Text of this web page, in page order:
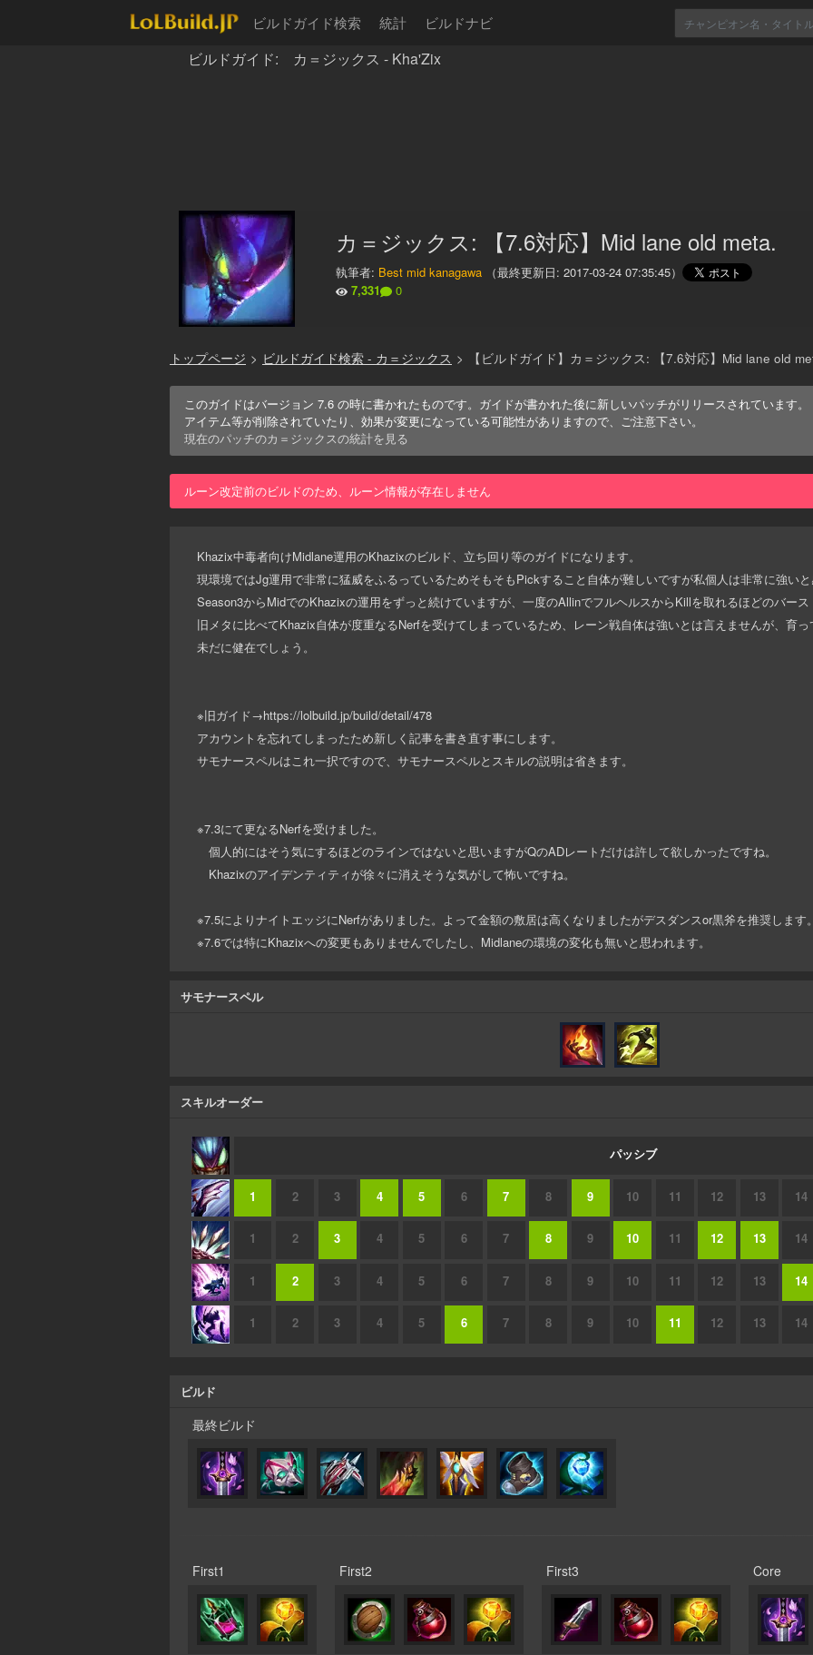
ビルドガイド検索 統計 ビルドナビ
ビルドガイド: カ＝ジックス - Kha'Zix
カ＝ジックス: 【7.6対応】Mid lane old meta.
執筆者: Best mid kanagawa （最終更新日: 2017-03-24 07:35:45）
7,331
0
トップページ > ビルドガイド検索 - カ＝ジックス > 【ビルドガイド】カ＝ジックス: 【7.6対応】Mid lane old
このガイドはバージョン7.6 の時に書かれたものです。ガイドが書かれた後に新しいパッチがリリースされています。
アイテム等が削除されていたり、効果が変更になっている可能性がありますので、ご注意下さい。
現在のパッチのカ＝ジックスの統計を見る
ルーン改定前のビルドのため、ルーン情報が存在しません
Khazix中毒者向けMidlane運用のKhazixのビルド、立ち回り等のガイドになります。
現環境ではJg運用で非常に猛威をふるっているためそもそもPickすること自体が難しいですが私個人は非常に強いと
Season3からMidでのKhazixの運用をずっと続けていますが、一度のAllinでフルヘルスからKillを取れるほどのバース
旧メタに比べてKhazix自体が度重なるNerfを受けてしまっているため、レーン戦自体は強いとは言えませんが、育
未だに健在でしょう。
※旧ガイド→https://lolbuild.jp/build/detail/478
アカウントを忘れてしまったため新しく記事を書き直す事にします。
サモナースペルはこれ一択ですので、サモナースペルとスキルの説明は省きます。
※7.3にて更なるNerfを受けました。
個人的にはそう気にするほどのラインではないと思いますがQのADレートだけは許して欲しかったですね。
Khazixのアイデンティティが徐々に消えそうな気がして怖いですね。
※7.5によりナイトエッジにNerfがありました。よって金額の敷居は高くなりましたがデスダンスor黒斧を推奨します。
※7.6では特にKhazixへの変更もありませんでしたし、Midlaneの環境の変化も無いと思われます。
サモナースペル
スキルオーダー
パッシブ
1 2 3 4 5 6 7 8 9 10 11 12 13 14
1 2 3 4 5 6 7 8 9 10 11 12 13 14
1 2 3 4 5 6 7 8 9 10 11 12 13 14
1 2 3 4 5 6 7 8 9 10 11 12 13 14
ビルド
最終ビルド
First1 First2 First3 Core